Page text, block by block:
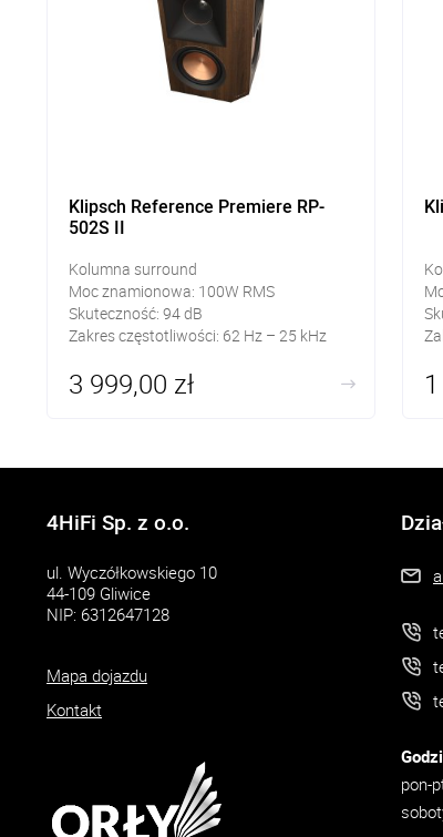
Klipsch Reference Premiere RP-
502S II
Kolumna surround
Moc znamionowa: 100W RMS
Skuteczność: 94 dB
Zakres częstotliwości: 62 Hz – 25 kHz
3 999,00 zł
4HiFi Sp. z o.o.
ul. Wyczółkowskiego 10
44-109 Gliwice
NIP: 6312647128
Mapa dojazdu
Kontakt
pon-